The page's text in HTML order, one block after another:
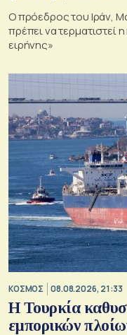
Ο πρόεδρος του Ιράν,
πρέπει να τερματιστεί
ειρήνης»
ΚΟΣΜΟΣ 08.08.2026, 21:33
Η Τουρκία
εμπορικών